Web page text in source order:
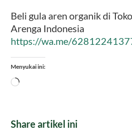
Beli gula aren organik di
Arenga Indonesia
https://wa.me/
Menyukai ini:
Memuat...
Share artikel ini